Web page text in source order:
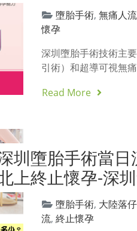
墮胎手術,無痛人流
懷孕
深圳墮胎手術技術主
引術）和超導可視無
Read More
圳墮胎手術當日
上終止懷孕-深
墮胎手術, 大陸落仔
流,終止懷孕